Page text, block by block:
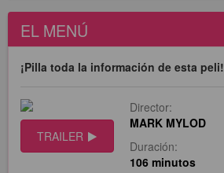
EL MENÚ
¡Pilla toda la información de esta peli!
TRAILER
Director:
MARK MYLOD
Duración:
106 minutos